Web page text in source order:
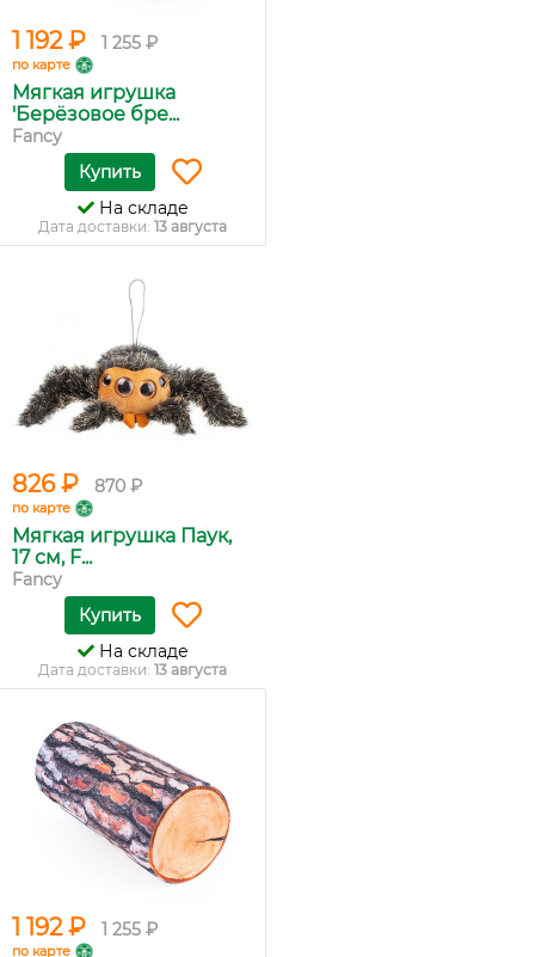
1 192 ₽ 1 255 ₽
по карте
Мягкая игрушка
'Берёзовое бре...
Fancy
Купить
На складе
Дата доставки: 13 августа
826 ₽ 870 ₽
по карте
Мягкая игрушка Паук,
17 см, F...
Fancy
Купить
На складе
Дата доставки: 13 августа
1 192 ₽ 1 255 ₽
по карте